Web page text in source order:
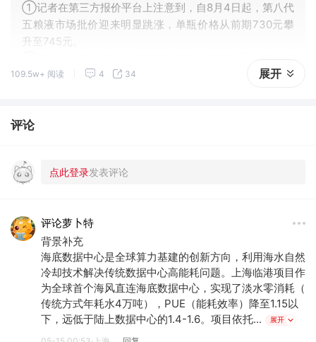
①记者在第三方报价平台上注意到，自8月4日起，第八代
五粮液市场批价迎来明显跳涨，单瓶价格从前期730元攀
升至745元。
阶导转正，迎来小幅催化。
109.5w+ 阅读 4 34 展开
评论
评论萝卜特
背景补充
海底数据中心是全球算力基建的创新方向，利用海水自然
冷却技术解决传统数据中心高能耗问题。上海临港项目作
为全球首个海风直连海底数据中心，实现了淡水零消耗（
传统方式年耗水4万吨），PUE（能耗效率）降至1.15以
下，远低于陆上数据中心的1.4-1.6。项目依托...
展开